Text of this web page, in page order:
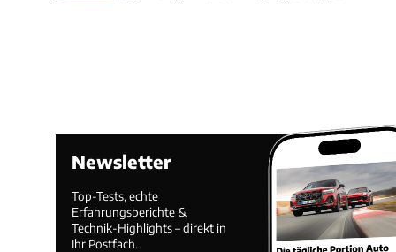
Newsletter
Top-Tests, echte
Erfahrungsberichte &
Technik-Highlights – direkt in
Ihr Postfach.